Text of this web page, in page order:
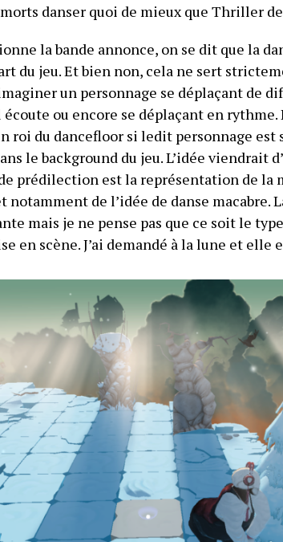
danser quoi de mieux que Thriller
la bande annonce, on se dit que la
du jeu. Et bien non, cela ne sert
un personnage se déplaçant de
écoute ou encore se déplaçant en rythme.
roi du dancefloor si ledit personnage
le background du jeu. L’idée viendrait
prédilection est la représentation de la
notamment de l’idée de danse macabre.
mais je ne pense pas que ce soit le
en scène. J’ai demandé à la lune et elle